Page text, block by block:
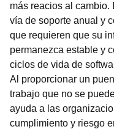
más reacios al cambio.
vía de soporte anual y
que requieren que su
permanezca estable y
ciclos de vida de
Al proporcionar un
trabajo que no se
ayuda a las
cumplimiento y riesgo